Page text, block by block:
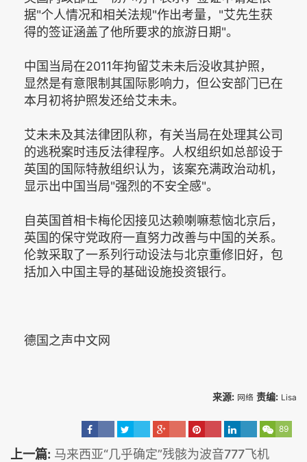
据"个人情况和相关法规"作出考量，"艾先生获
得的签证涵盖了他所要求的旅游日期"。
中国当局在2011年拘留艾未未后没收其护照，
显然是有意限制其国际影响力，但公安部门已在
本月初将护照发还给艾未未。
艾未未及其法律团队称，有关当局在处理其公司
的逃税案时违反法律程序。人权组织如总部设于
英国的国际特赦组织认为，该案充满政治动机，
显示出中国当局"强烈的不安全感"。
自英国首相卡梅伦因接见达赖喇嘛惹恼北京后，
英国的保守党政府一直努力改善与中国的关系。
伦敦采取了一系列行动设法与北京重修旧好，包
括加入中国主导的基础设施投资银行。
德国之声中文网
来源: 网络 责编: Lisa
89
上一篇: 马来西亚“几乎确定”残骸为波音777飞机